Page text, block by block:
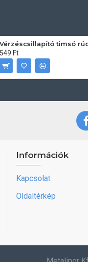
549 Ft
Információk
Kapcsolat
Oldaltérkép